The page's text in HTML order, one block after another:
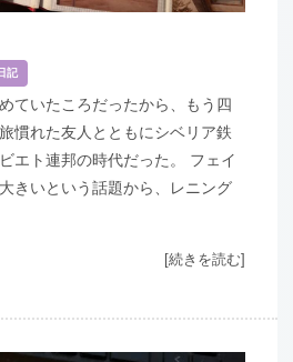
記
ていたころだったから、もう四
慣れた友人とともにシベリア鉄
エト連邦の時代だった。 フェイ
きいという話題から、レニング
[続きを読む]